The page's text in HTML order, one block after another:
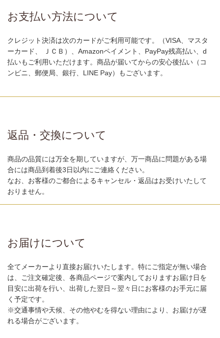
お支払い方法について
クレジット決済は次のカードがご利用可能です。（VISA、マスタ
ーカード、 ＪＣＢ）、Amazonペイメント、PayPay残高払い、d
払いもご利用いただけます。商品が届いてからの安心後払い（コ
ンビニ、郵便局、銀行、LINE Pay）もございます。
返品・交換について
商品の品質には万全を期していますが、万一商品に問題がある場
合には商品到着後3日以内にご連絡ください。
なお、お客様のご都合によるキャンセル・返品はお受けいたして
おりません。
お届けについて
全てメーカーより直接お届けいたします。特にご指定が無い場合
は、ご注文確定後、各商品ページで案内しておりますお届け日を
目安に出荷を行い、出荷した翌日～翌々日にお客様のお手元に届
く予定です。
※交通事情や天候、その他やむを得ない理由により、お届けが遅
れる場合がございます。